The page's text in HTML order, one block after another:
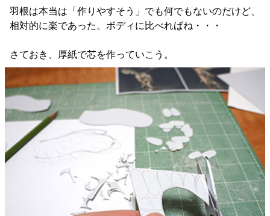
羽根は本当は「作りやすそう」でも何でもないのだけど、
相対的に楽であった。ボディに比べればね・・・
さておき、厚紙で芯を作っていこう。